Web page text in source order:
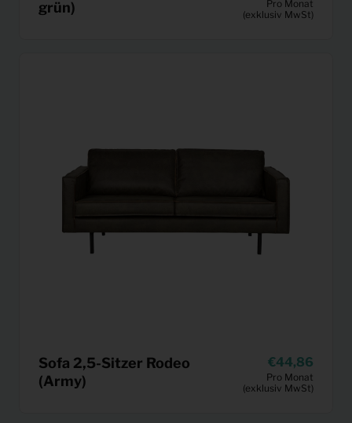
grün)
Pro Monat
(exklusiv MwSt)
Sofa 2,5-Sitzer Rodeo
(Army)
44,86
Pro Monat
(exklusiv MwSt)